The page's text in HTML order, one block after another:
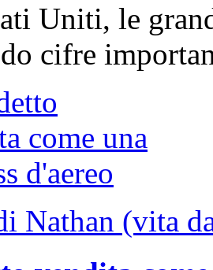
Uniti, le
cifre
Nathan (vita